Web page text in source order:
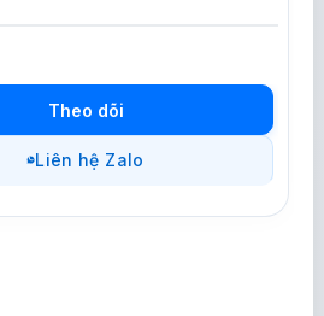
Theo dõi
Liên hệ Zalo